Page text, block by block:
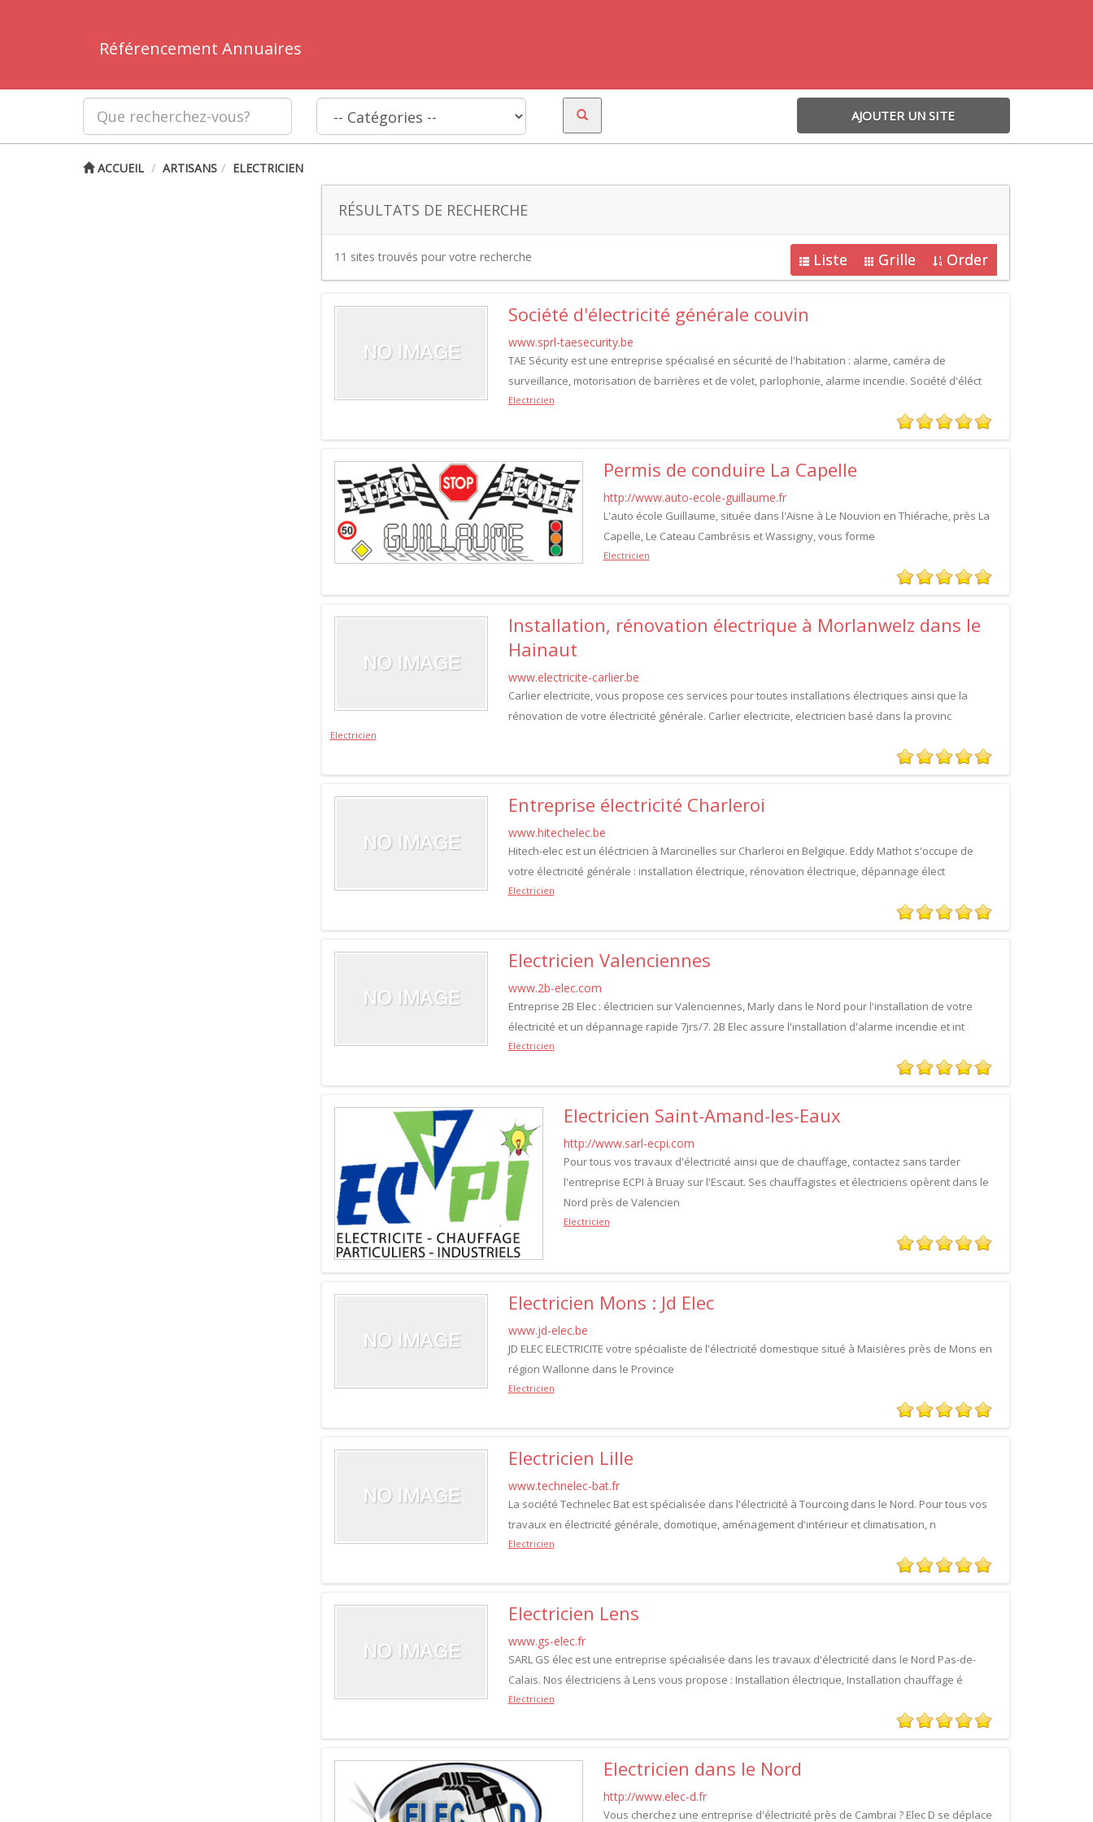
Référencement Annuaires
AJOUTER UN SITE
ACCUEIL ARTISANS ELECTRICIEN
RÉSULTATS DE RECHERCHE
11 sites trouvés pour votre recherche Liste Grille Order
Société d'électricité générale couvin
www.sprl-taesecurity.be
TAE Sécurity est une entreprise spécialisé en sécurité de l'habitation : alarme, caméra de
surveillance, motorisation de barrières et de volet, parlophonie, alarme incendie. Société d'éléct
Electricien
Permis de conduire La Capelle
http://www.auto-ecole-guillaume.fr
L'auto école Guillaume, située dans l'Aisne à Le Nouvion en Thiérache, près La
Capelle, Le Cateau Cambrésis et Wassigny, vous forme
Electricien
Installation, rénovation électrique à Morlanwelz dans le
Hainaut
www.electricite-carlier.be
Carlier electricite, vous propose ces services pour toutes installations électriques ainsi que la
rénovation de votre électricité générale. Carlier electricite, electricien basé dans la provinc
Electricien
Entreprise électricité Charleroi
www.hitechelec.be
Hitech-elec est un éléctricien à Marcinelles sur Charleroi en Belgique. Eddy Mathot s'occupe de
votre électricité générale : installation électrique, rénovation électrique, dépannage élect
Electricien
Electricien Valenciennes
www.2b-elec.com
Entreprise 2B Elec : électricien sur Valenciennes, Marly dans le Nord pour l'installation de votre
électricité et un dépannage rapide 7jrs/7. 2B Elec assure l'installation d'alarme incendie et int
Electricien
Electricien Saint-Amand-les-Eaux
http://www.sarl-ecpi.com
Pour tous vos travaux d'électricité ainsi que de chauffage, contactez sans tarder
l'entreprise ECPI à Bruay sur l'Escaut. Ses chauffagistes et électriciens opèrent dans le
Nord près de Valencien
Electricien
Electricien Mons : Jd Elec
www.jd-elec.be
JD ELEC ELECTRICITE votre spécialiste de l'électricité domestique situé à Maisières près de Mons en
région Wallonne dans le Province
Electricien
Electricien Lille
www.technelec-bat.fr
La société Technelec Bat est spécialisée dans l'électricité à Tourcoing dans le Nord. Pour tous vos
travaux en électricité générale, domotique, aménagement d'intérieur et climatisation, n
Electricien
Electricien Lens
www.gs-elec.fr
SARL GS élec est une entreprise spécialisée dans les travaux d'électricité dans le Nord Pas-de-
Calais. Nos électriciens à Lens vous propose : Installation électrique, Installation chauffage é
Electricien
Electricien dans le Nord
http://www.elec-d.fr
Vous cherchez une entreprise d'électricité près de Cambrai ? Elec D se déplace